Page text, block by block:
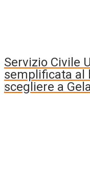
Servizio Civile
semplificata al
scegliere a